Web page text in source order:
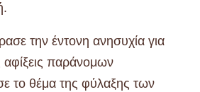
την έντονη ανησυχία για
αφίξεις παράνομων
το θέμα της φύλαξης των